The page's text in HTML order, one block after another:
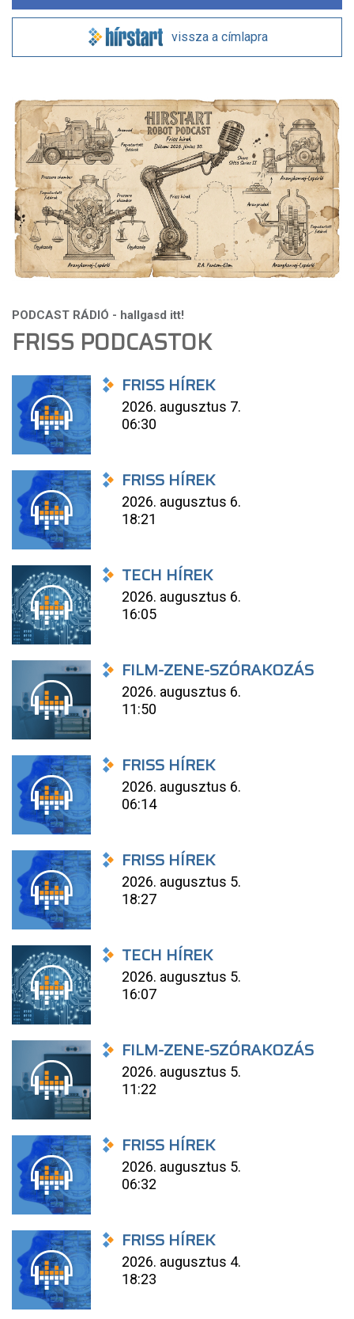
vissza a címlapra
FRISS PODCASTOK
FRISS HÍREK
2026. augusztus 7.
06:30
FRISS HÍREK
2026. augusztus 6.
18:21
TECH HÍREK
2026. augusztus 6.
16:05
FILM-ZENE-SZÓRAKOZÁS
2026. augusztus 6.
11:50
FRISS HÍREK
2026. augusztus 6.
06:14
FRISS HÍREK
2026. augusztus 5.
18:27
TECH HÍREK
2026. augusztus 5.
16:07
FILM-ZENE-SZÓRAKOZÁS
2026. augusztus 5.
11:22
FRISS HÍREK
2026. augusztus 5.
06:32
FRISS HÍREK
2026. augusztus 4.
18:23